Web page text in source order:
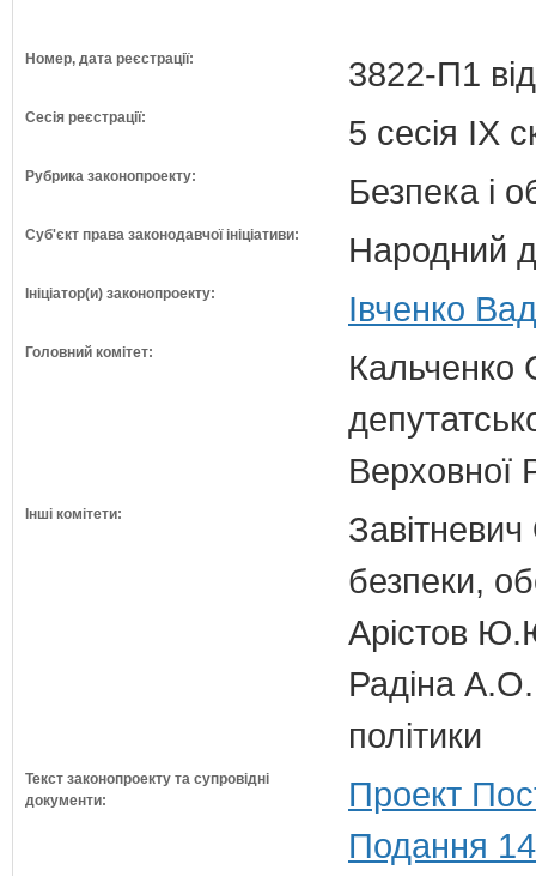
Номер, дата реєстрації: 3822-П1
Сесія реєстрації: 5 сесія IX
Рубрика законопроекту: Безпека і
Суб'єкт права законодавчої ініціативи: Народний
Ініціатор(и) законопроекту: Івченко
Головний комітет:
Кальченко
Верховної
Інші комітети:
безпеки,
Арістов
Радіна А.О.
політики
Текст законопроекту та супровідні
документи:
Проект
Подання